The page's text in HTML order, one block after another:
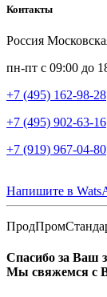
Контакты
Россия
пн-пт с 09:00 до
+7 (495) 162-98-28
+7 (495) 902-63-16
+7 (919) 967-04-80
Напишите в
Спасибо за Ваш
Мы свяжемся с